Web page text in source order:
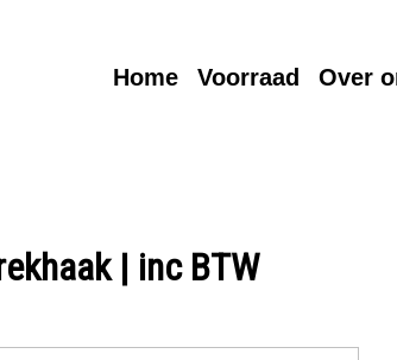
Home Voorraad Over
| inc BTW